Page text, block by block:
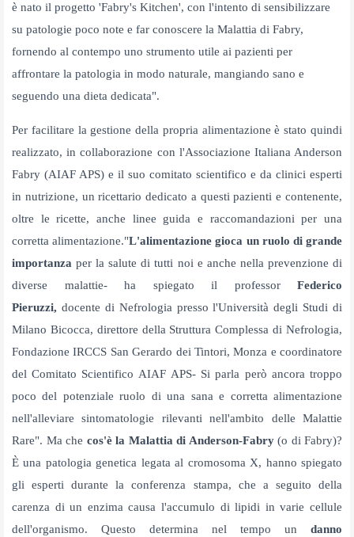
è nato il progetto 'Fabry's Kitchen', con l'intento di sensibilizzare
su patologie poco note e far conoscere la Malattia di Fabry,
fornendo al contempo uno strumento utile ai pazienti per
affrontare la patologia in modo naturale, mangiando sano e
seguendo una dieta dedicata".
Per facilitare la gestione della propria alimentazione è stato quindi
realizzato, in collaborazione con l'Associazione Italiana Anderson
Fabry (AIAF APS) e il suo comitato scientifico e da clinici esperti
in nutrizione, un ricettario dedicato a questi pazienti e contenente,
oltre le ricette, anche linee guida e raccomandazioni per una
corretta alimentazione."L'alimentazionegioca un ruolo di grande
importanza per la salute di tutti noi e anche nella prevenzione di
diverse malattie- ha spiegato il professor Federico
Pieruzzi, docente di Nefrologia pressol'Università degli Studi di
Milano Bicocca, direttore della Struttura Complessa di Nefrologia,
Fondazione IRCCS San Gerardo dei Tintori, Monza e coordinatore
del Comitato Scientifico AIAF APS- Si parla però ancora troppo
poco del potenziale ruolo di una sana e corretta alimentazione
nell'alleviare sintomatologie rilevanti nell'ambito delle Malattie
Rare". Ma che cos'è la Malattia di Anderson-Fabry (o di Fabry)?
È una patologia genetica legata al cromosoma X, hanno spiegato
gli esperti durante la conferenza stampa, che a seguito della
carenza di un enzima causa l'accumulo di lipidi in varie cellule
dell'organismo. Questo determina nel tempo un danno